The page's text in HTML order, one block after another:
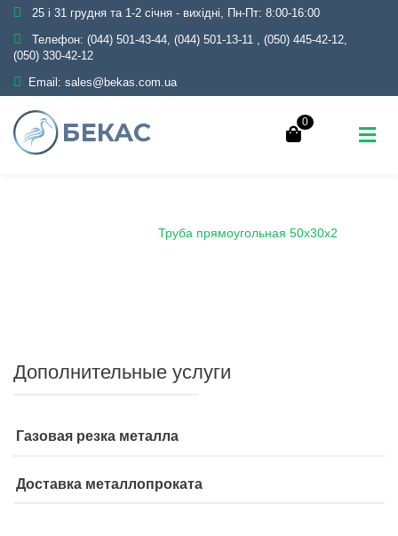
25 і 31 грудня та 1-2 січня - вихідні, Пн-Пт: 8:00-16:00
Телефон: (044) 501-43-44, (044) 501-13-11 , (050) 445-42-12,
(050) 330-42-12
Email: sales@bekas.com.ua
0
Труба прямоугольная 50х30х2
Дополнительные услуги
Газовая резка металла
Доставка металлопроката